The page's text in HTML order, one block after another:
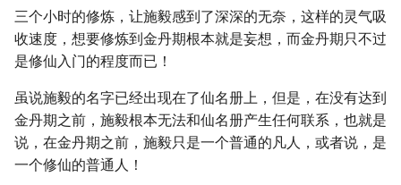
三个小时的修炼，让施毅感到了深深的无奈，这样的灵气吸
收速度，想要修炼到金丹期根本就是妄想，而金丹期只不过
是修仙入门的程度而已！
虽说施毅的名字已经出现在了仙名册上，但是，在没有达到
金丹期之前，施毅根本无法和仙名册产生任何联系，也就是
说，在金丹期之前，施毅只是一个普通的凡人，或者说，是
一个修仙的普通人！